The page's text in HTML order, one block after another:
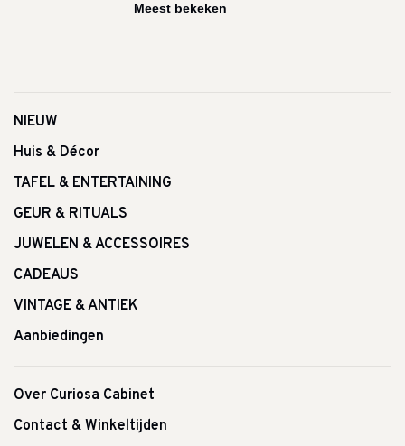
NIEUW
Huis & Décor
TAFEL & ENTERTAINING
GEUR & RITUALS
JUWELEN & ACCESSOIRES
CADEAUS
VINTAGE & ANTIEK
Aanbiedingen
Over Curiosa Cabinet
Contact & Winkeltijden